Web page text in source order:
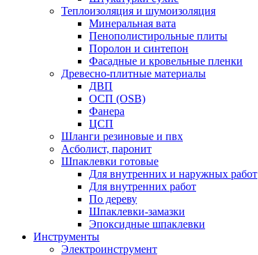
Теплоизоляция и шумоизоляция
Минеральная вата
Пенополистирольные плиты
Поролон и синтепон
Фасадные и кровельные пленки
Древесно-плитные материалы
ДВП
ОСП (OSB)
Фанера
ЦСП
Шланги резиновые и пвх
Асболист, паронит
Шпаклевки готовые
Для внутренних и наружных работ
Для внутренних работ
По дереву
Шпаклевки-замазки
Эпоксидные шпаклевки
Инструменты
Электроинструмент